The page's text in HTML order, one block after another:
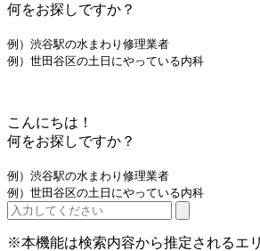
何をお探しですか？
例）渋谷駅の水まわり修理業者
例）世田谷区の土日にやっている内科
こんにちは！
何をお探しですか？
例）渋谷駅の水まわり修理業者
例）世田谷区の土日にやっている内科
※本機能は検索内容から推定されるエ